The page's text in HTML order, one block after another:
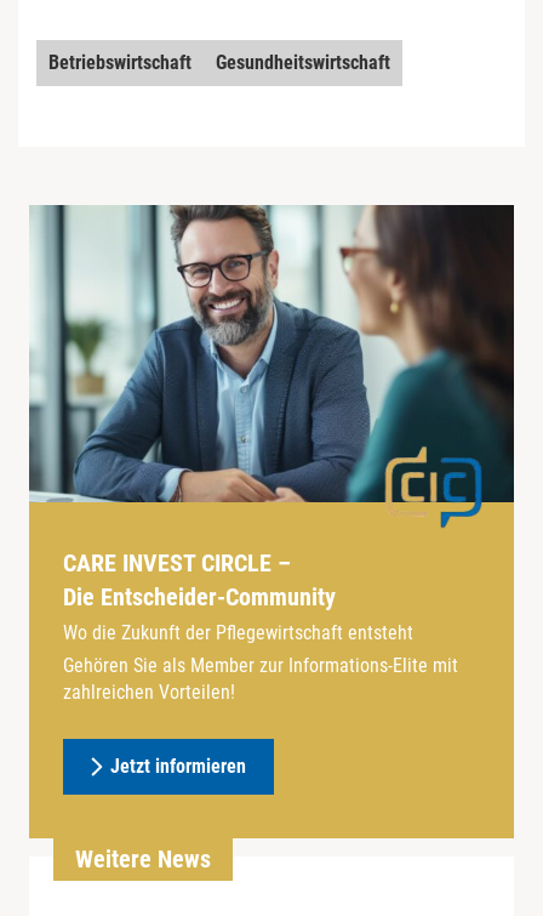
Betriebswirtschaft Gesundheitswirtschaft
CARE INVEST CIRCLE –
Die Entscheider-Community
Wo die Zukunft der Pflegewirtschaft entsteht
Gehören Sie als Member zur Informations-Elite mit
zahlreichen Vorteilen!
Jetzt informieren
Weitere News